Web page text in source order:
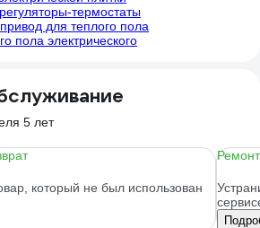
термостаты
для теплого пола
пола электрического
5 лет
который не был использован